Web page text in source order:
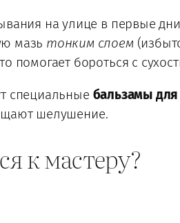
на улице в первые
мазь тонким слоем
помогает бороться с
специальные бальзамы для
шелушение.
к мастеру?